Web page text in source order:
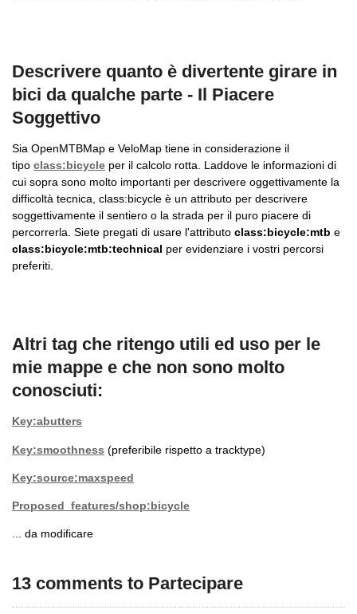
Descrivere quanto è divertente girare in
bici da qualche parte - Il Piacere
Soggettivo
Sia OpenMTBMap e VeloMap tiene in considerazione il
tipo class:bicycle per il calcolo rotta. Laddove le informazioni di
cui sopra sono molto importanti per descrivere oggettivamente la
difficoltà tecnica, class:bicycle è un attributo per descrivere
soggettivamente il sentiero o la strada per il puro piacere di
percorrerla. Siete pregati di usare l'attributo class:bicycle:mtb e
class:bicycle:mtb:technical per evidenziare i vostri percorsi
preferiti.
Altri tag che ritengo utili ed uso per le
mie mappe e che non sono molto
conosciuti:
Key:abutters
Key:smoothness (preferibile rispetto a tracktype)
Key:source:maxspeed
Proposed_features/shop:bicycle
... da modificare
13 comments to Partecipare